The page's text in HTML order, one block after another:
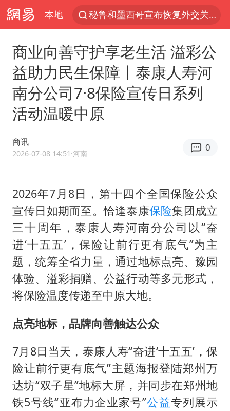
本地
秘鲁和墨西哥宣布恢复外交关系
“电影+”如何激发千亿级消费新活力？
四川宜宾市高县4.9级地震致1人死亡
中巨芯：上半年归母净利润1405.77万元
名创优品回应女子吐槽内裤质量差
胜宏科技：股票交易异常波动
中国女篮70-67险胜尼日利亚女篮
胡彦斌获《歌手2026》歌王
秋天的第一杯奶茶到底有多火
我国外贸延续良好增长态势
东航：国内客票提前14天免费退改
夯实基础开新局
商业向善守护享老生活 溢彩公
益助力民生保障丨泰康人寿河
南分公司7·8保险宣传日系列
活动温暖中原
商讯
2026-07-08 14:51 ·河南
0
2026年7月8日，第十四个全国保险公众
宣传日如期而至。恰逢泰康保险集团成立
三十周年，泰康人寿河南分公司以“奋
进‘十五五’，保险让前行更有底气”为主
题，统筹全省力量，通过地标点亮、豫园
体验、溢彩捐赠、公益行动等多元形式，
将保险温度传递至中原大地。
点亮地标，品牌向善触达公众
7月8日当天，泰康人寿“奋进‘十五五’，保
险让前行更有底气”主题海报登陆郑州万
达坊“双子星”地标大屏，并同步在郑州地
铁5号线“亚布力企业家号”公益专列展示